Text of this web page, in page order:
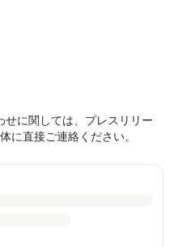
に関しては、プレスリリー
に直接ご連絡ください。